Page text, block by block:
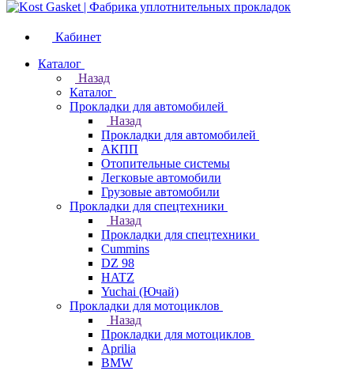
Кабинет
Каталог
Назад
Каталог
Прокладки для автомобилей
Назад
Прокладки для автомобилей
АКПП
Отопительные системы
Легковые автомобили
Грузовые автомобили
Прокладки для спецтехники
Назад
Прокладки для спецтехники
Cummins
DZ 98
HATZ
Yuchai (Ючай)
Прокладки для мотоциклов
Назад
Прокладки для мотоциклов
Aprilia
BMW